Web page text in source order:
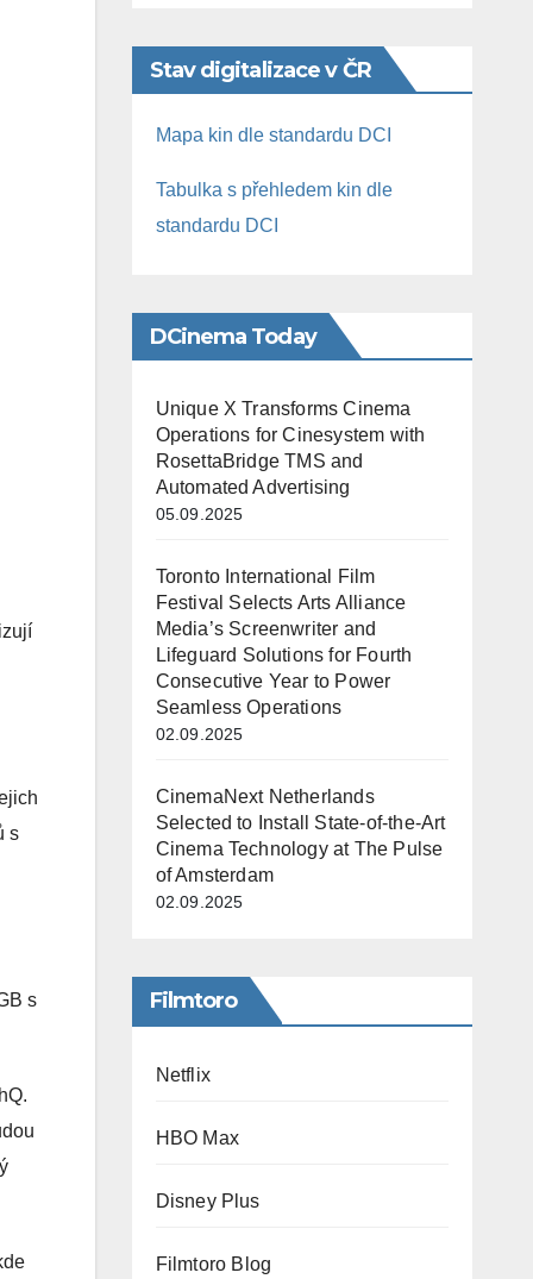
s
s
Stav digitalizace v ČR
Mapa kin dle standardu DCI
Tabulka s přehledem kin dle
standardu DCI
DCinema Today
Unique X Transforms Cinema
Operations for Cinesystem with
RosettaBridge TMS and
Automated Advertising
05.09.2025
Toronto International Film
Festival Selects Arts Alliance
Media’s Screenwriter and
Lifeguard Solutions for Fourth
Consecutive Year to Power
Seamless Operations
02.09.2025
CinemaNext Netherlands
Selected to Install State-of-the-Art
Cinema Technology at The Pulse
of Amsterdam
02.09.2025
Filmtoro
Netflix
HBO Max
Disney Plus
Filmtoro Blog